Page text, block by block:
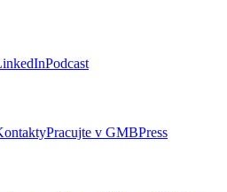
Podcast
Pracujte v GMBPress